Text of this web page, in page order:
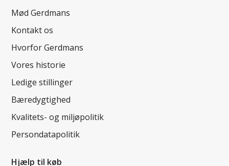
Mød Gerdmans
Kontakt os
Hvorfor Gerdmans
Vores historie
Ledige stillinger
Bæredygtighed
Kvalitets- og miljøpolitik
Persondatapolitik
Hjælp til køb